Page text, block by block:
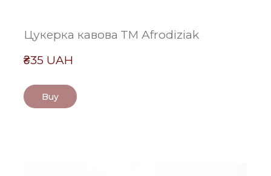
Цукерка кавова ТМ Afrodiziak
₴35 UAH
Buy